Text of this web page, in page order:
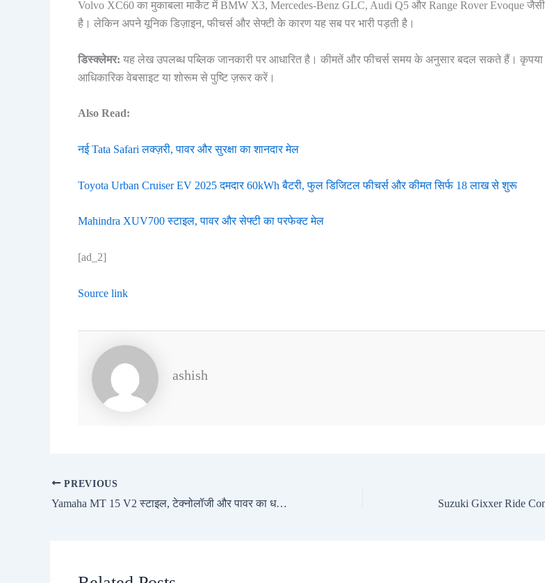
Volvo XC60 का मुकाबला मार्केट में BMW X3, Mercedes-Benz GLC, Audi Q5 और Range Rover Evoque
है। लेकिन अपने यूनिक डिज़ाइन, फीचर्स और सेफ्टी के कारण यह सब पर भारी पड़ती है।
डिस्क्लेमर: यह लेख उपलब्ध पब्लिक जानकारी पर आधारित है। कीमतें और फीचर्स समय के अनुसार बदल सकते हैं।
आधिकारिक वेबसाइट या शोरूम से पुष्टि ज़रूर करें।
Also Read:
नई Tata Safari लक्ज़री, पावर और सुरक्षा का शानदार मेल
Toyota Urban Cruiser EV 2025 दमदार 60kWh बैटरी, फुल डिजिटल फीचर्स और कीमत सिर्फ 18 लाख से शुरू
Mahindra XUV700 स्टाइल, पावर और सेफ्टी का परफेक्ट मेल
[ad_2]
Source link
ashish
PREVIOUS
Yamaha MT 15 V2 स्टाइल, टेक्नोलॉजी और पावर का धमाका, सिर्फ 1.75 लाख में